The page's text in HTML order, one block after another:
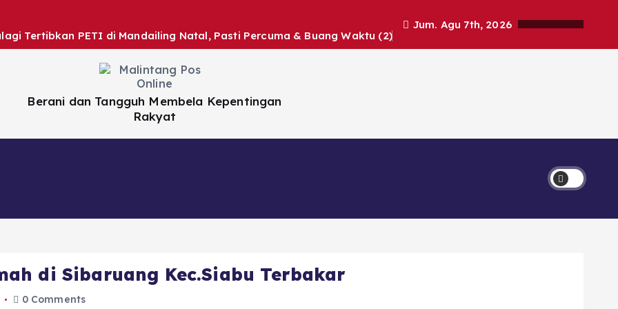
Tertibkan PETI di Mandailing Natal, Pasti Percuma & Buang Waktu (2)
Jum. Agu 7th, 2026
Berani dan Tangguh Membela Kepentingan
Rakyat
di Sibaruang Kec.Siabu Terbakar
0 Comments